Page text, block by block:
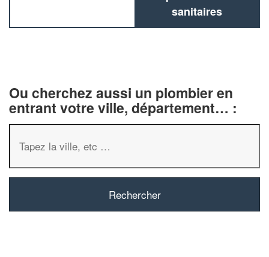
sanitaires
Ou cherchez aussi un plombier en
entrant votre ville, département… :